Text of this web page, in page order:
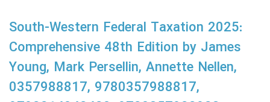
South-Western Federal Taxation 2025:
Comprehensive 48th Edition by James
Young, Mark Persellin, Annette Nellen,
0357988817, 9780357988817,